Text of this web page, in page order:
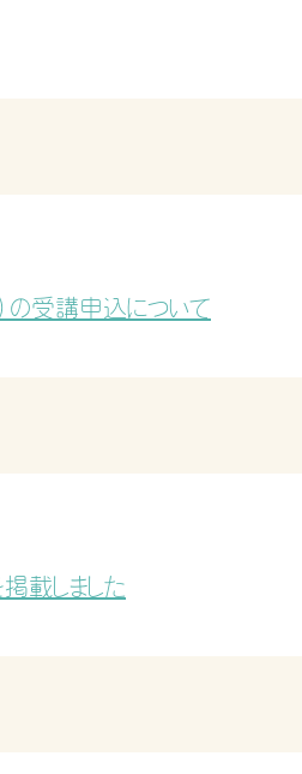
受講申込について
載しました